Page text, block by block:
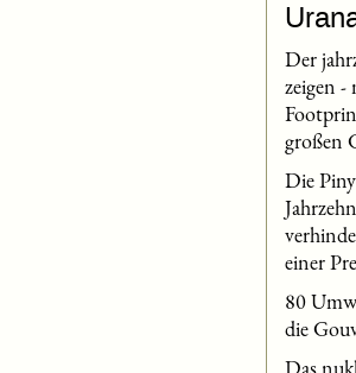
Der
zeigen
großen
Die
einer
80
die